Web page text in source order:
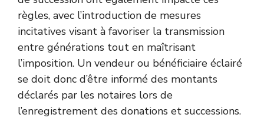
règles, avec l’introduction de mesures
incitatives visant à favoriser la transmission
entre générations tout en maîtrisant
l’imposition. Un vendeur ou bénéficiaire éclairé
se doit donc d’être informé des montants
déclarés par les notaires lors de
l’enregistrement des donations et successions.